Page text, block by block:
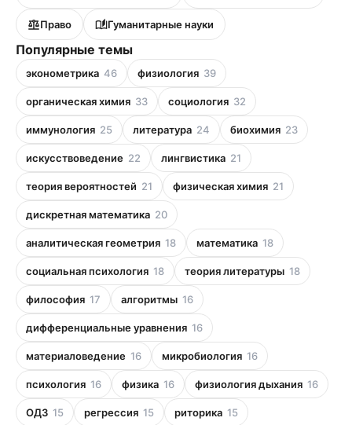
Право Гуманитарные науки
Популярные темы
эконометрика 46 физиология 39
органическая химия 33 социология 32
иммунология 25 литература 24 биохимия 23
искусствоведение 22 лингвистика 21
теория вероятностей 21 физическая химия 21
дискретная математика 20
аналитическая геометрия 18 математика 18
социальная психология 18 теория литературы 18
философия 17 алгоритмы 16
дифференциальные уравнения 16
материаловедение 16 микробиология 16
психология 16 физика 16 физиология дыхания 16
ОДЗ 15 регрессия 15 риторика 15